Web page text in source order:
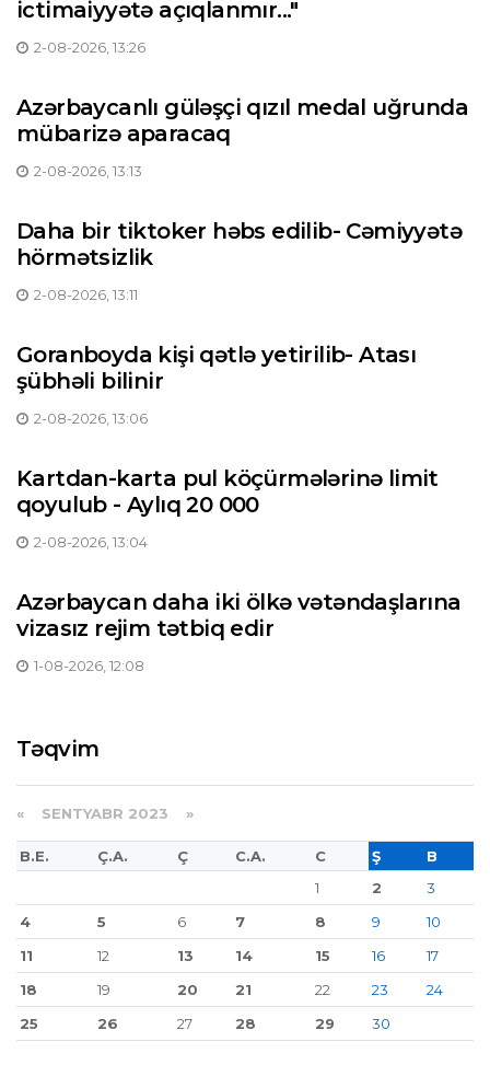
ictimaiyyətə açıqlanmır..."
2-08-2026, 13:26
Azərbaycanlı güləşçi qızıl medal uğrunda
mübarizə aparacaq
2-08-2026, 13:13
Daha bir tiktoker həbs edilib- Cəmiyyətə
hörmətsizlik
2-08-2026, 13:11
Goranboyda kişi qətlə yetirilib- Atası
şübhəli bilinir
2-08-2026, 13:06
Kartdan-karta pul köçürmələrinə limit
qoyulub - Aylıq 20 000
2-08-2026, 13:04
Azərbaycan daha iki ölkə vətəndaşlarına
vizasız rejim tətbiq edir
1-08-2026, 12:08
Təqvim
« SENTYABR 2023 »
B.E. Ç.A. Ç C.A. C Ş
B
1
2
3
4
5 6 7 8 9
10
11
12 13 14 15 16
17
18
19 20 21 22 23
24
25
26 27 28 29 30